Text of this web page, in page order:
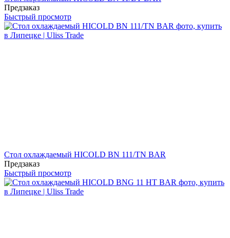
Предзаказ
Быстрый просмотр
Стол охлаждаемый HICOLD BN 111/TN BAR
Предзаказ
Быстрый просмотр